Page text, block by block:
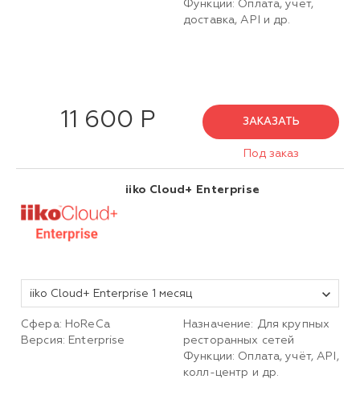
Функции: Оплата, учёт,
доставка, API и др.
11 600 Р ЗАКАЗАТЬ
Под заказ
iiko Cloud+ Enterprise
iiko Cloud+ Enterprise 1 месяц
Сфера: HoReCa
Версия: Enterprise
Назначение: Для крупных
ресторанных сетей
Функции: Оплата, учёт, API,
колл-центр и др.